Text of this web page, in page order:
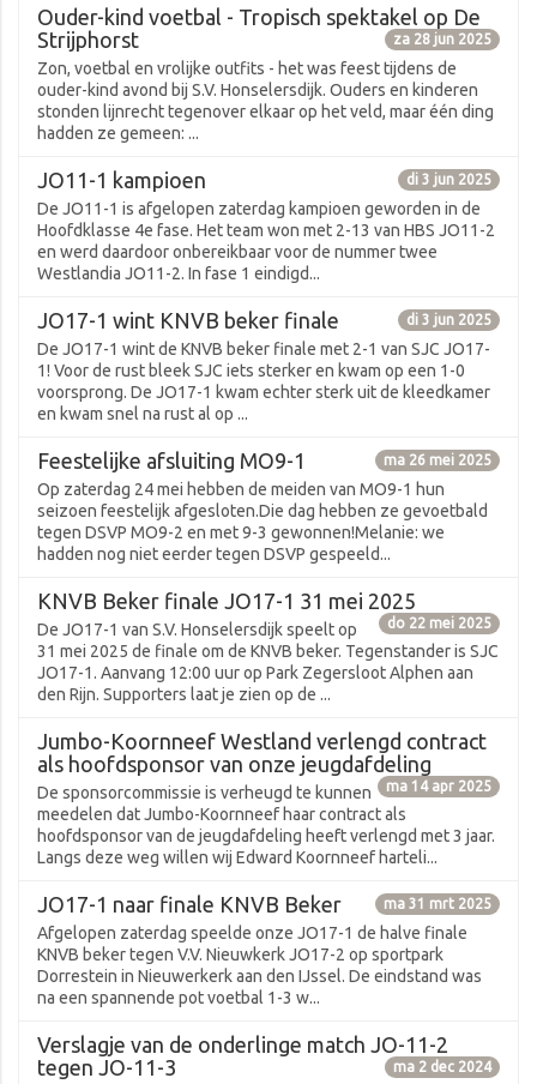
Ouder-kind voetbal - Tropisch spektakel op De
Strijphorst
za 28 jun 2025
Zon, voetbal en vrolijke outfits - het was feest tijdens de
ouder-kind avond bij S.V. Honselersdijk. Ouders en kinderen
stonden lijnrecht tegenover elkaar op het veld, maar één ding
hadden ze gemeen: ...
JO11-1 kampioen di 3 jun 2025
De JO11-1 is afgelopen zaterdag kampioen geworden in de
Hoofdklasse 4e fase. Het team won met 2-13 van HBS JO11-2
en werd daardoor onbereikbaar voor de nummer twee
Westlandia JO11-2. In fase 1 eindigd...
JO17-1 wint KNVB beker finale di 3 jun 2025
De JO17-1 wint de KNVB beker finale met 2-1 van SJC JO17-
1! Voor de rust bleek SJC iets sterker en kwam op een 1-0
voorsprong. De JO17-1 kwam echter sterk uit de kleedkamer
en kwam snel na rust al op ...
Feestelijke afsluiting MO9-1 ma 26 mei 2025
Op zaterdag 24 mei hebben de meiden van MO9-1 hun
seizoen feestelijk afgesloten.Die dag hebben ze gevoetbald
tegen DSVP MO9-2 en met 9-3 gewonnen!Melanie: we
hadden nog niet eerder tegen DSVP gespeeld...
KNVB Beker finale JO17-1 31 mei 2025
do 22 mei 2025
De JO17-1 van S.V. Honselersdijk speelt op
31 mei 2025 de finale om de KNVB beker. Tegenstander is SJC
JO17-1. Aanvang 12:00 uur op Park Zegersloot Alphen aan
den Rijn. Supporters laat je zien op de ...
Jumbo-Koornneef Westland verlengd contract
als hoofdsponsor van onze jeugdafdeling
ma 14 apr 2025
De sponsorcommissie is verheugd te kunnen
meedelen dat Jumbo-Koornneef haar contract als
hoofdsponsor van de jeugdafdeling heeft verlengd met 3 jaar.
Langs deze weg willen wij Edward Koornneef harteli...
JO17-1 naar finale KNVB Beker ma 31 mrt 2025
Afgelopen zaterdag speelde onze JO17-1 de halve finale
KNVB beker tegen V.V. Nieuwkerk JO17-2 op sportpark
Dorrestein in Nieuwerkerk aan den IJssel. De eindstand was
na een spannende pot voetbal 1-3 w...
Verslagje van de onderlinge match JO-11-2
tegen JO-11-3
ma 2 dec 2024